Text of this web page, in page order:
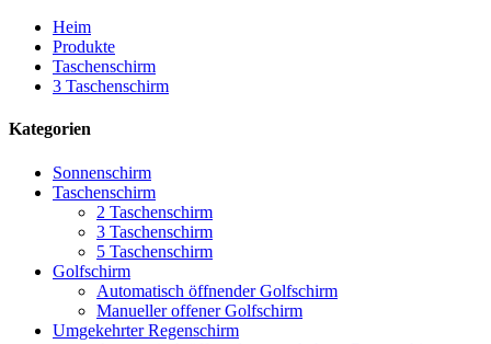
Heim
Produkte
Taschenschirm
3 Taschenschirm
Kategorien
Sonnenschirm
Taschenschirm
2 Taschenschirm
3 Taschenschirm
5 Taschenschirm
Golfschirm
Automatisch öffnender Golfschirm
Manueller offener Golfschirm
Umgekehrter Regenschirm